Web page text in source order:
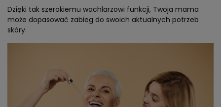
Dzięki tak szerokiemu wachlarzowi funkcji, Twoja mama
może dopasować zabieg do swoich aktualnych potrzeb
skóry.